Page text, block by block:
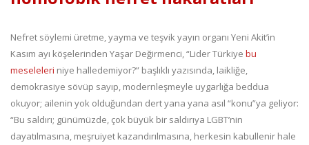
Nefret söylemi üretme, yayma ve teşvik yayın organı Yeni Akit’in
Kasım ayı köşelerinden Yaşar Değirmenci, “Lider Türkiye bu
meseleleri niye halledemiyor?” başlıklı yazısında, laikliğe,
demokrasiye sövüp sayıp, modernleşmeyle uygarlığa beddua
okuyor; ailenin yok olduğundan dert yana yana asıl “konu”ya geliyor:
“Bu saldırı; günümüzde, çok büyük bir saldırıya LGBT’nin
dayatılmasına, meşruiyet kazandırılmasına, herkesin kabullenir hale